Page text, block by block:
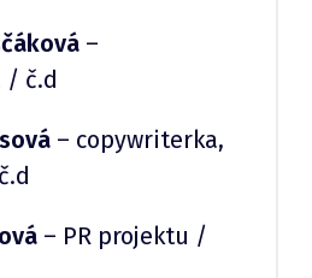
–
/ č.d
– copywriterka,
– PR projektu /